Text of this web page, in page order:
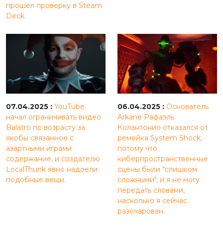
прошел проверку в Steam
Deck.
07.04.2025 : YouTube
начал ограничивать видео
Balatro по возрасту за
якобы связанное с
азартными играми
содержание, и создателю
LocalThunk явно надоели
подобные вещи.
06.04.2025 : Основатель
Arkane Рафаэль
Колантонио отказался от
ремейка System Shock,
потому что
киберпространственные
сцены были "слишком
сложными", и я не могу
передать словами,
насколько я сейчас
разочарован.